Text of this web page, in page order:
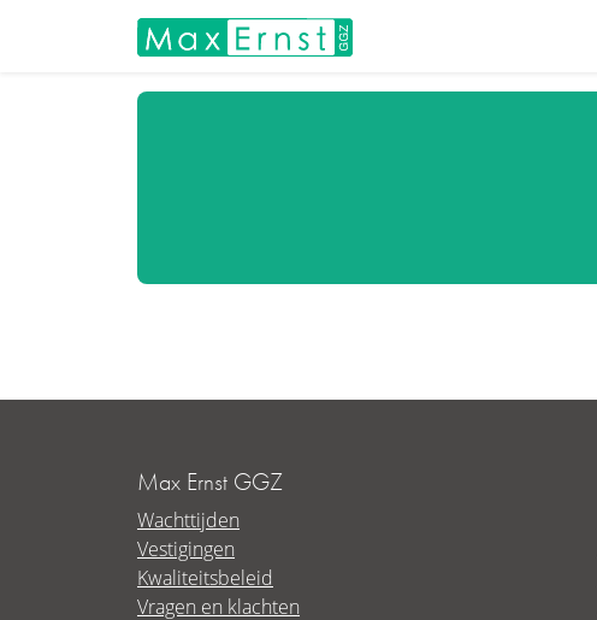
Max Ernst GGZ
Wachttijden
Vestigingen
Kwaliteitsbeleid
Vragen en klachten